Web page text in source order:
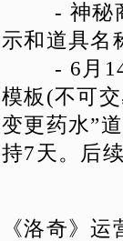
- 神秘商
示和道具名
- 6月14日
模板(不可
变更药水”
持7天。后
《洛奇》运